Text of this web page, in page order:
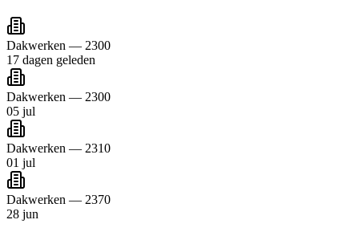
Dakwerken — 2300
17 dagen geleden
Dakwerken — 2300
05 jul
Dakwerken — 2310
01 jul
Dakwerken — 2370
28 jun